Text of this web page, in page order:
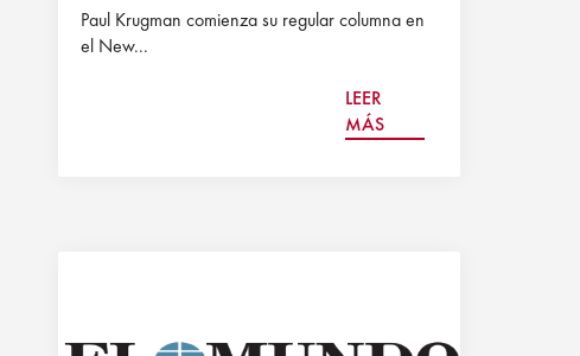
Paul Krugman comienza su regular columna en
el New...
LEER
MÁS